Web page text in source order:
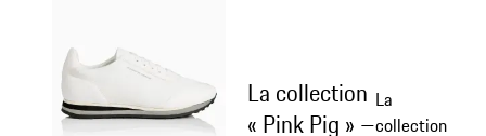
La collection
« Pink Pig » –
La
collection